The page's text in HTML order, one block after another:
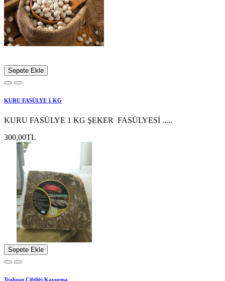
Sepete Ekle
KURU FASÜLYE 1 KG
KURU FASÜLYE 1 KG ŞEKER FASÜLYESİ .....
300,00TL
Sepete Ekle
Trabzon Çiftliği Kavurma